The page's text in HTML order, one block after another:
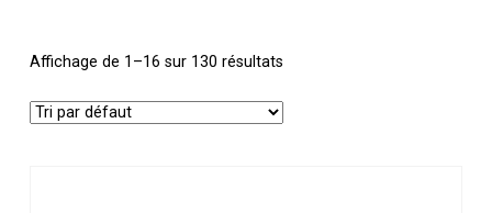
Affichage de 1–16 sur 130 résultats